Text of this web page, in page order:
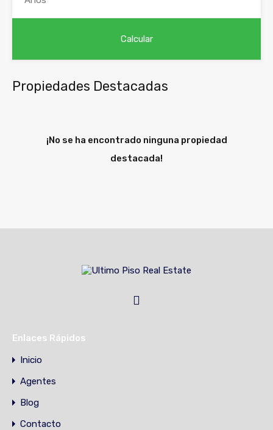
Propiedades Destacadas
¡No se ha encontrado ninguna propiedad
destacada!
Enlaces Rápidos
Inicio
Agentes
Blog
Contacto